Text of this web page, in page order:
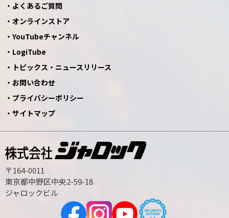
よくあるご質問
オンラインストア
YouTubeチャンネル
LogiTube
トピックス・ニュースリリース
お問い合わせ
プライバシーポリシー
サイトマップ
〒164-0011
東京都中野区中央2-59-18
ジャロックビル